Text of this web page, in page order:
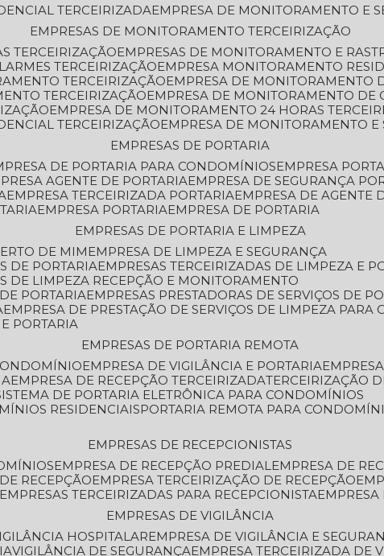
TERCEIRIZADA
EMPRESA DE MONITORAMENTO E
EMPRESAS DE MONITORAMENTO TERCEIRIZAÇÃO
TERCEIRIZAÇÃO
EMPRESAS DE MONITORAMENTO E
TERCEIRIZAÇÃO
EMPRESA MONITORAMENTO
TERCEIRIZAÇÃO
EMPRESA DE MONITORAMENTO
TERCEIRIZAÇÃO
EMPRESA DE MONITORAMENTO DE
EMPRESA DE MONITORAMENTO 24 HORAS
TERCEIRIZAÇÃO
EMPRESA DE MONITORAMENTO
EMPRESAS DE PORTARIA
DE PORTARIA PARA CONDOMÍNIOS
EMPRESA
AGENTE DE PORTARIA
EMPRESA DE SEGURANÇA
EMPRESA TERCEIRIZADA PORTARIA
EMPRESA DE AGENTE
EMPRESA PORTARIA
EMPRESA DE PORTARIA
EMPRESAS DE PORTARIA E LIMPEZA
DE MIM
EMPRESA DE LIMPEZA E SEGURANÇA
DE PORTARIA
EMPRESAS TERCEIRIZADAS DE LIMPEZA E
DE LIMPEZA RECEPÇÃO E MONITORAMENTO
PORTARIA
EMPRESAS PRESTADORAS DE SERVIÇOS DE
EMPRESA DE PRESTAÇÃO DE SERVIÇOS DE LIMPEZA
PORTARIA
EMPRESAS DE PORTARIA REMOTA
EMPRESA DE VIGILÂNCIA E PORTARIA
EMPRESA DE RECEPÇÃO TERCEIRIZADA TERCEIRIZAÇÃO
SISTEMA DE PORTARIA ELETRÔNICA PARA CONDOMÍNIOS
RESIDENCIAIS
PORTARIA REMOTA PARA
EMPRESAS DE RECEPCIONISTAS
EMPRESA DE RECEPÇÃO PREDIAL
EMPRESA DE
DE RECEPÇÃO EMPRESA TERCEIRIZAÇÃO DE RECEPÇÃO
EMPRESAS TERCEIRIZADAS PARA RECEPCIONISTA
EMPRESAS DE VIGILÂNCIA
HOSPITALAR
EMPRESA DE VIGILÂNCIA E
VIGILÂNCIA DE SEGURANÇA
EMPRESA TERCEIRIZADA DE